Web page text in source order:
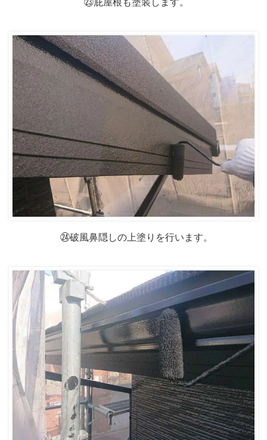
㉔破風鼻隠しの上塗りを行います。